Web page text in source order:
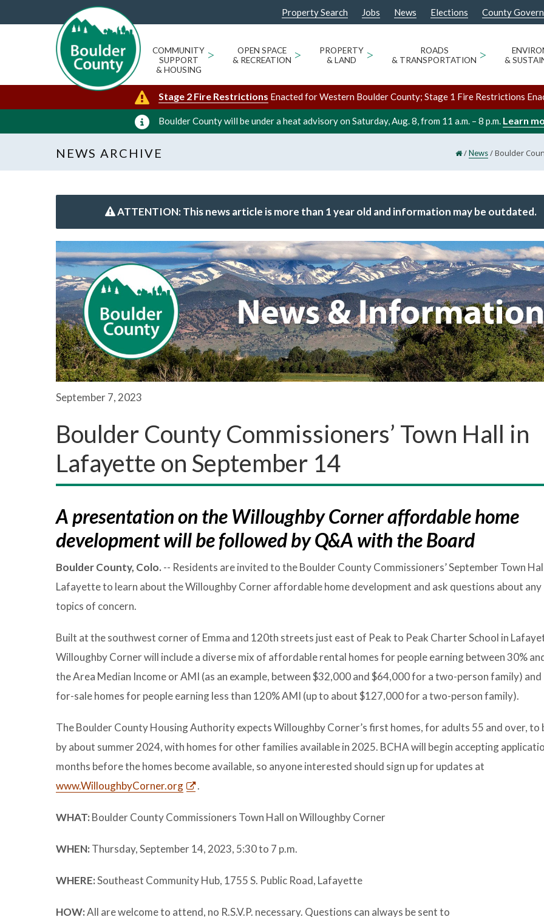
Property Search Jobs News Elections County
COMMUNITY
SUPPORT
& HOUSING
>
OPEN SPACE
& RECREATION >
PROPERTY
& LAND
>
ROADS
& TRANSPORTATION >
&
Stage 2 Fire Restrictions Enacted for Western Boulder County; Stage 1 Fire Restrictions
Boulder County will be under a heat advisory on Saturday, Aug. 8, from 11 a.m. – 8 p.m. Learn
NEWS ARCHIVE /News/Boulder
ATTENTION: This news article is more than 1 year old and information may be outdated.
September 7, 2023
Boulder County Commissioners’ Town Hall in
Lafayette on September 14
A presentation on the Willoughby Corner affordable home
development will be followed by Q&A with the Board
Boulder County, Colo. -- Residents are invited to the Boulder County Commissioners’ September Town
Lafayette to learn about the Willoughby Corner affordable home development and ask questions about
topics of concern.
Built at the southwest corner of Emma and 120th streets just east of Peak to Peak Charter School in
Willoughby Corner will include a diverse mix of affordable rental homes for people earning between 30%
the Area Median Income or AMI (as an example, between $32,000 and $64,000 for a two-person family)
for-sale homes for people earning less than 120% AMI (up to about $127,000 for a two-person family).
The Boulder County Housing Authority expects Willoughby Corner’s first homes, for adults 55 and over, to
by about summer 2024, with homes for other families available in 2025. BCHA will begin accepting
months before the homes become available, so anyone interested should sign up for updates at
www.WilloughbyCorner.org
.
WHAT: Boulder County Commissioners Town Hall on Willoughby Corner
WHEN: Thursday, September 14, 2023, 5:30 to 7 p.m.
WHERE:Southeast Community Hub, 1755 S. Public Road, Lafayette
HOW:All are welcome to attend, no R.S.V.P. necessary. Questions can always be sent to